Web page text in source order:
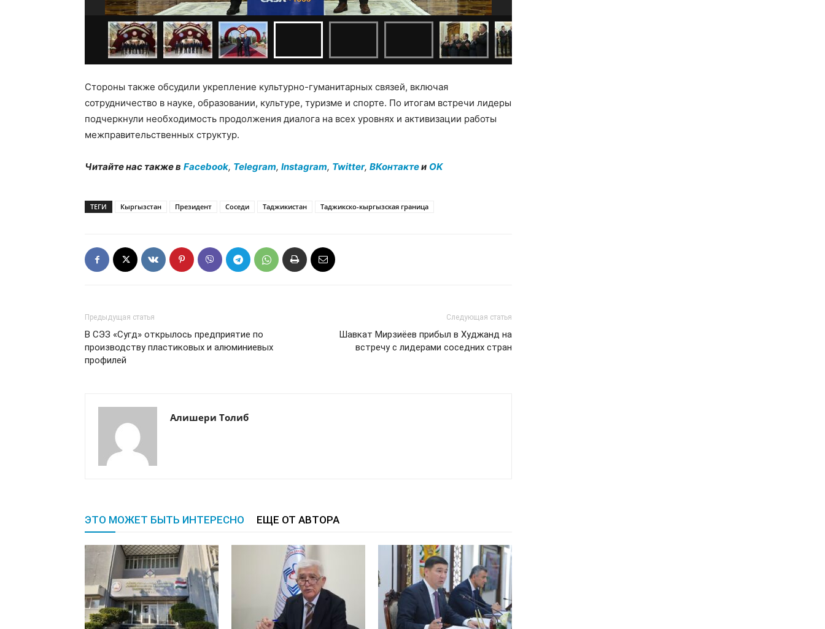
Стороны также обсудили укрепление культурно-гуманитарных связей, включая
сотрудничество в науке, образовании, культуре, туризме и спорте. По итогам встречи лидеры
подчеркнули необходимость продолжения диалога на всех уровнях и активизации работы
межправительственных структур.
Читайте нас также в Facebook, Telegram, Instagram, Twitter, ВКонтактеи OK
ТЕГИ Кыргызстан Президент Соседи Таджикистан Таджикско-кыргызская граница
Предыдущая статья
В СЭЗ «Сугд» открылось предприятие по
производству пластиковых и алюминиевых
профилей
Следующая статья
Шавкат Мирзиёев прибыл в Худжанд на
встречу с лидерами соседних стран
Алишери Толиб
ЭТО МОЖЕТ БЫТЬ ИНТЕРЕСНО ЕЩЕ ОТ АВТОРА